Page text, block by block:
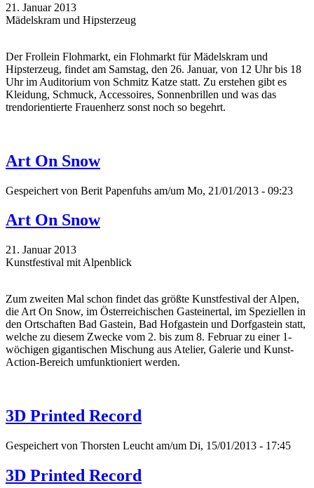
21. Januar 2013
Mädelskram und Hipsterzeug
Der Frollein Flohmarkt, ein Flohmarkt für Mädelskram und
Hipsterzeug, findet am Samstag, den 26. Januar, von 12 Uhr bis 18
Uhr im Auditorium von Schmitz Katze statt. Zu erstehen gibt es
Kleidung, Schmuck, Accessoires, Sonnenbrillen und was das
trendorientierte Frauenherz sonst noch so begehrt.
Art On Snow
Gespeichert von Berit Papenfuhs am/um Mo, 21/01/2013 - 09:23
Art On Snow
21. Januar 2013
Kunstfestival mit Alpenblick
Zum zweiten Mal schon findet das größte Kunstfestival der Alpen,
die Art On Snow, im Österreichischen Gasteinertal, im Speziellen in
den Ortschaften Bad Gastein, Bad Hofgastein und Dorfgastein statt,
welche zu diesem Zwecke vom 2. bis zum 8. Februar zu einer 1-
wöchigen gigantischen Mischung aus Atelier, Galerie und Kunst-
Action-Bereich umfunktioniert werden.
3D Printed Record
Gespeichert von Thorsten Leucht am/um Di, 15/01/2013 - 17:45
3D Printed Record